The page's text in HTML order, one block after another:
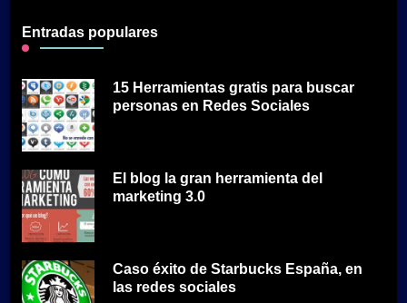
Entradas populares
15 Herramientas gratis para buscar
personas en Redes Sociales
El blog la gran herramienta del
marketing 3.0
Caso éxito de Starbucks España, en
las redes sociales